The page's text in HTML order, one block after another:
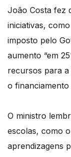
João Costa fez
iniciativas,
imposto pelo
aumento “em
recursos para a
o financiamento
O ministro
escolas, como
aprendizagens